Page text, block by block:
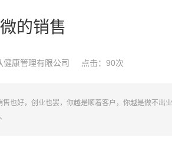
的销售
康管理有限公司 点击： 90次
也好，创业也罢，你越是顺着客户，你越是做不出业